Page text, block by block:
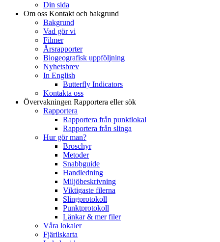
Din sida
Om oss Kontakt och bakgrund
Bakgrund
Vad gör vi
Filmer
Årsrapporter
Biogeografisk uppföljning
Nyhetsbrev
In English
Butterfly Indicators
Kontakta oss
Övervakningen Rapportera eller sök
Rapportera
Rapportera från punktlokal
Rapportera från slinga
Hur gör man?
Broschyr
Metoder
Snabbguide
Handledning
Miljöbeskrivning
Viktigaste filerna
Slingprotokoll
Punktprotokoll
Länkar & mer filer
Våra lokaler
Fjärilskarta